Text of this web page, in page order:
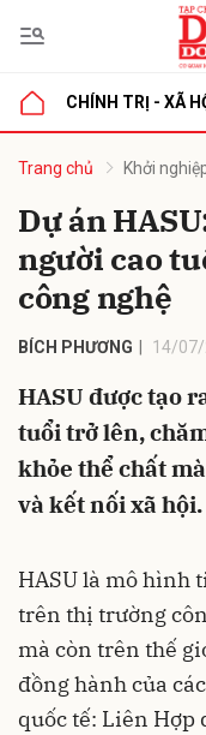
CHÍNH TRỊ - XÃ
Trang chủ Khởi
Dự án
người cao
công nghệ
BÍCH PHƯƠNG 14/07/
HASU được tạo
tuổi trở lên,
khỏe thể chất
và kết nối xã hội.
HASU là mô hình
trên thị trường
mà còn trên thế
đồng hành của
quốc tế: Liên Hợp
luận